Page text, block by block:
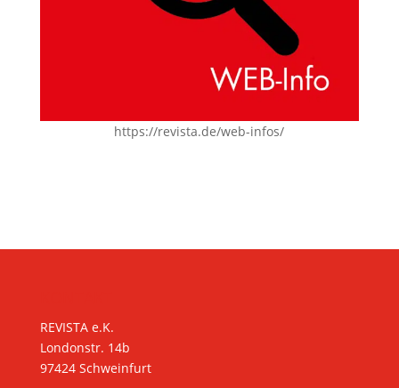
https://revista.de/web-infos/
REVISTA e.K.
Londonstr. 14b
97424 Schweinfurt